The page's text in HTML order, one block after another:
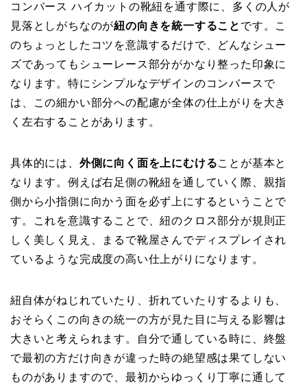
コンバース ハイカットの靴紐を通す際に、多くの人が
見落としがちなのが紐の向きを統一すること です。こ
のちょっとしたコツを意識するだけで、どんなシュー
ズであってもシューレース部分がかなり整った印象に
なります。特にシンプルなデザインのコンバースで
は、この細かい部分への配慮が全体の仕上がりを大き
く左右することがあります。
具体的には、 外側に向く面を上にむけることが基本と
なります。例えば右足側の靴紐を通していく際、親指
側から小指側に向かう面を必ず上にするということで
す。これを意識することで、紐のクロス部分が規則正
しく美しく見え、まるで靴屋さんでディスプレイされ
ているような完成度の高い仕上がりになります。
紐自体がねじれていたり、折れていたりするよりも、
おそらくこの向きの統一の方が見た目に与える影響は
大きいと考えられます。自分で通している時に、終盤
で最初の方だけ向きが違った時の絶望感は果てしない
ものがありますので、最初からゆっくり丁寧に通して